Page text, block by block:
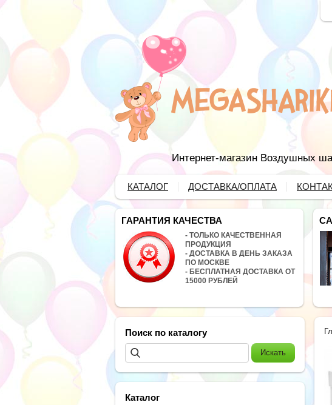
Интернет-магазин Воздушных
КАТАЛОГ ДОСТАВКА/ОПЛАТА
ГАРАНТИЯ КАЧЕСТВА
- ТОЛЬКО КАЧЕСТВЕННАЯ
ПРОДУКЦИЯ
- ДОСТАВКА В ДЕНЬ ЗАКАЗА
ПО МОСКВЕ
- БЕСПЛАТНАЯ ДОСТАВКА ОТ
15000 РУБЛЕЙ
Поиск по каталогу
Каталог